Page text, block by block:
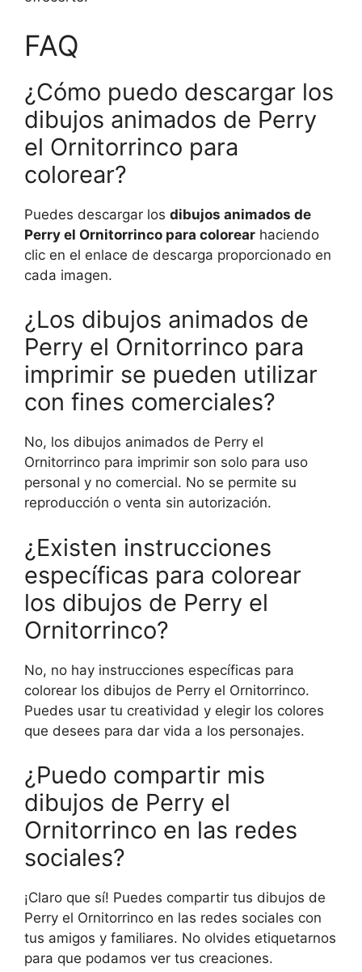
FAQ
¿Cómo puedo descargar los
dibujos animados de Perry
el Ornitorrinco para
colorear?
Puedes descargar los dibujos animados de
Perry el Ornitorrinco para colorear haciendo
clic en el enlace de descarga proporcionado en
cada imagen.
¿Los dibujos animados de
Perry el Ornitorrinco para
imprimir se pueden utilizar
con fines comerciales?
No, los dibujos animados de Perry el
Ornitorrinco para imprimir son solo para uso
personal y no comercial. No se permite su
reproducción o venta sin autorización.
¿Existen instrucciones
específicas para colorear
los dibujos de Perry el
Ornitorrinco?
No, no hay instrucciones específicas para
colorear los dibujos de Perry el Ornitorrinco.
Puedes usar tu creatividad y elegir los colores
que desees para dar vida a los personajes.
¿Puedo compartir mis
dibujos de Perry el
Ornitorrinco en las redes
sociales?
¡Claro que sí! Puedes compartir tus dibujos de
Perry el Ornitorrinco en las redes sociales con
tus amigos y familiares. No olvides etiquetarnos
para que podamos ver tus creaciones.